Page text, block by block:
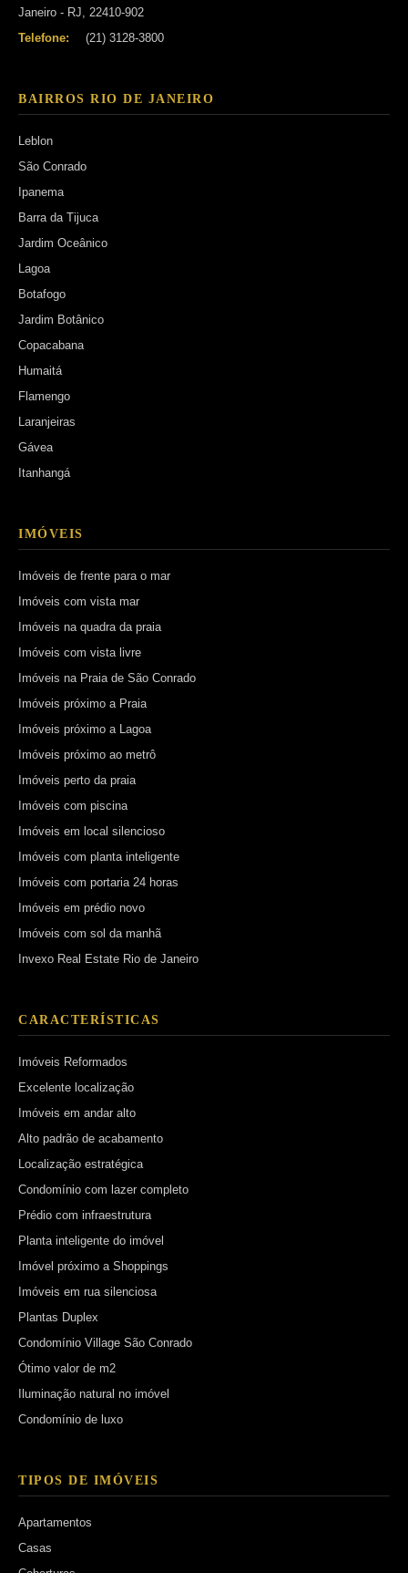
Janeiro - RJ, 22410-902
Telefone:
(21) 3128-3800
BAIRROS RIO DE JANEIRO
Leblon
São Conrado
Ipanema
Barra da Tijuca
Jardim Oceânico
Lagoa
Botafogo
Jardim Botânico
Copacabana
Humaitá
Flamengo
Laranjeiras
Gávea
Itanhangá
IMÓVEIS
Imóveis de frente para o mar
Imóveis com vista mar
Imóveis na quadra da praia
Imóveis com vista livre
Imóveis na Praia de São Conrado
Imóveis próximo a Praia
Imóveis próximo a Lagoa
Imóveis próximo ao metrô
Imóveis perto da praia
Imóveis com piscina
Imóveis em local silencioso
Imóveis com planta inteligente
Imóveis com portaria 24 horas
Imóveis em prédio novo
Imóveis com sol da manhã
Invexo Real Estate Rio de Janeiro
CARACTERÍSTICAS
Imóveis Reformados
Excelente localização
Imóveis em andar alto
Alto padrão de acabamento
Localização estratégica
Condomínio com lazer completo
Prédio com infraestrutura
Planta inteligente do imóvel
Imóvel próximo a Shoppings
Imóveis em rua silenciosa
Plantas Duplex
Condomínio Village São Conrado
Ótimo valor de m2
Iluminação natural no imóvel
Condomínio de luxo
TIPOS DE IMÓVEIS
Apartamentos
Casas